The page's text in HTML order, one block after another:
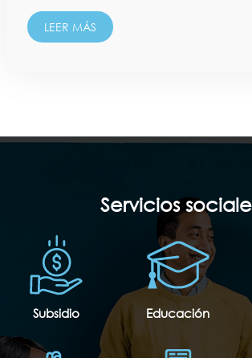
del Pacífico colombiano.
aproximadamente 5 minutos...
LEER MÁS
Servicios
Subsidio Educación